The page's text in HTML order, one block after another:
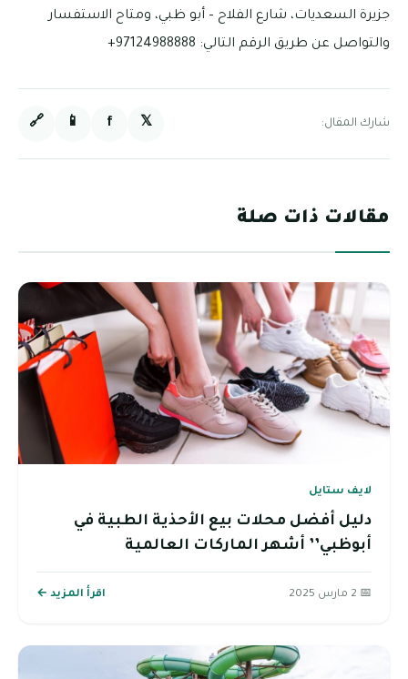
جزيرة السعديات، شارع الفلاح – أبو ظبي، ومتاح الاستفسار
والتواصل عن طريق الرقم التالي: 97124988888+
شارك المقال: 𝕏
f
📱
🔗
مقالات ذات صلة
لايف ستايل
دليل أفضل محلات بيع الأحذية الطبية في
أبوظبي’’ أشهر الماركات العالمية
📅 2 مارس 2025 اقرأ المزيد ←